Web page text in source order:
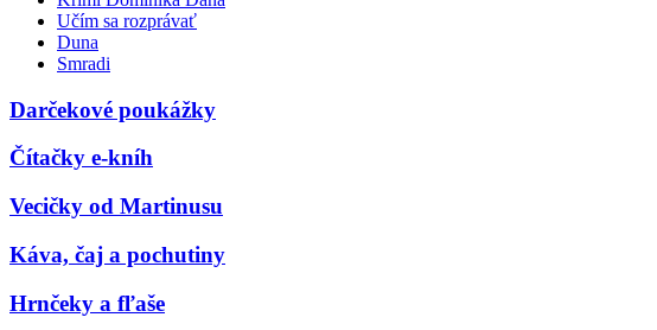
Učím sa rozprávať
Duna
Smradi
Darčekové poukážky
Čítačky e-kníh
Vecičky od Martinusu
Káva, čaj a pochutiny
Hrnčeky a fľaše